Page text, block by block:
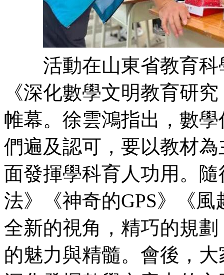
活動在山東省教育科
《深化數學文明教育研
帷幕。徐雲鴻指出，數
們遍及認可，要以教材
面發揮學科育人功用。
法》《神奇的GPS》《
全新的視角，精巧的規
的魅力與精髓。會後，